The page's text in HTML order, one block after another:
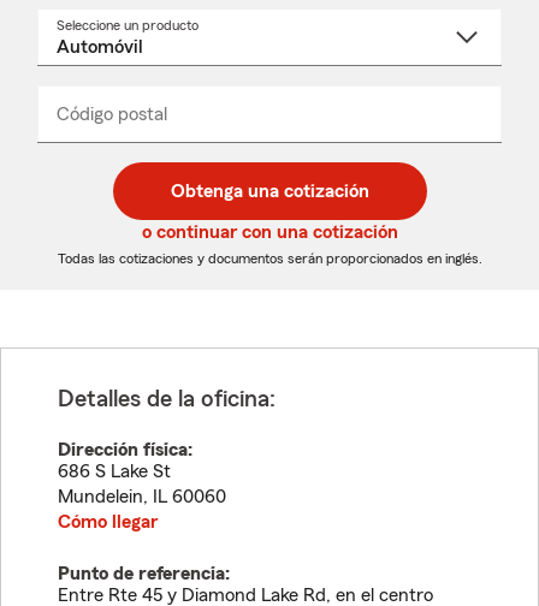
Seleccione un producto
desplegable
Código postal
de
5
dígitos
de
5
dígitos
_____
Obtenga una cotización
o continuar con una cotización
Todas las cotizaciones y documentos serán proporcionados en inglés.
Detalles de la oficina:
Dirección física:
686 S Lake St
Mundelein, IL 60060
Cómo llegar
Punto de referencia:
Entre Rte 45 y Diamond Lake Rd, en el centro